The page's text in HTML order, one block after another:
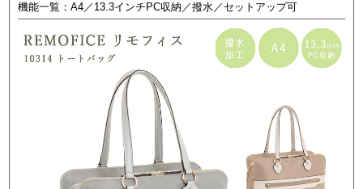
機能一覧：A4／13.3インチPC収納／撥水／セットアップ可